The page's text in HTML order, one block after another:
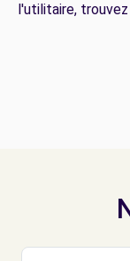
l'utilitaire,